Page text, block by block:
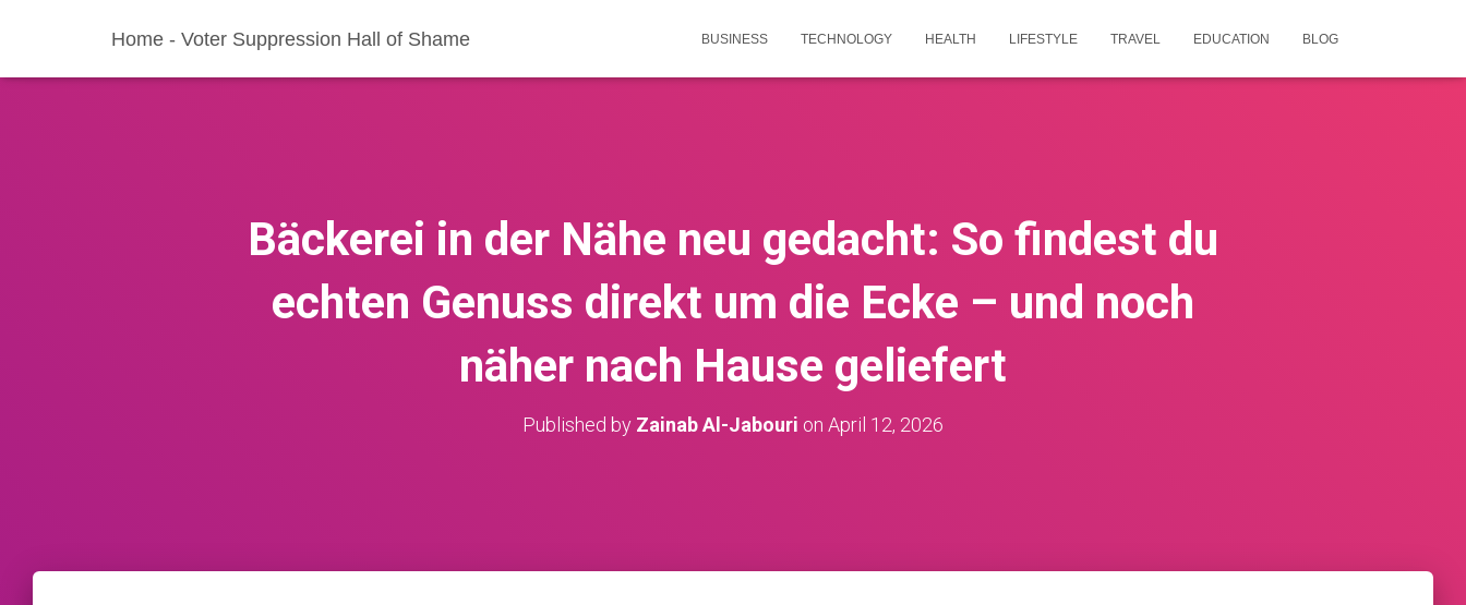
Home - Voter Suppression Hall of Shame BUSINESS TECHNOLOGY HEALTH LIFESTYLE TRAVEL EDUCATION BLOG
Bäckerei in der Nähe neu gedacht: So findest du
echten Genuss direkt um die Ecke – und noch
näher nach Hause geliefert
Published by Zainab Al-Jabouri on April 12, 2026